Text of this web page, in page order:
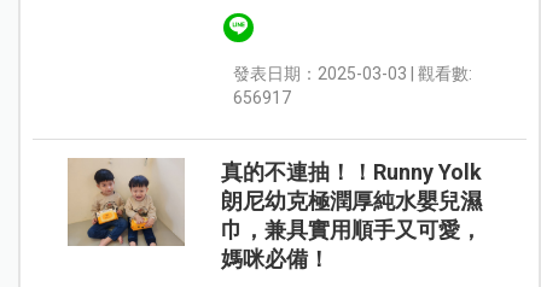
有多麼重要！ 這次很幸運能
開箱Runny Yolk朗尼幼克 極
潤厚純水嬰兒濕巾，開箱內
巾，還有...
發表日期：2025-03-03 | 觀看數:
656917
真的不連抽！！Runny Yolk
朗尼幼克極潤厚純水嬰兒濕
巾，兼具實用順手又可愛，
媽咪必備！